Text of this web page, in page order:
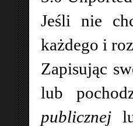
Jeśli nie
każdego i
Zapisując
lub
publicznej